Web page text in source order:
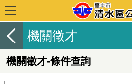
機關徵才
機關徵才-條件查詢